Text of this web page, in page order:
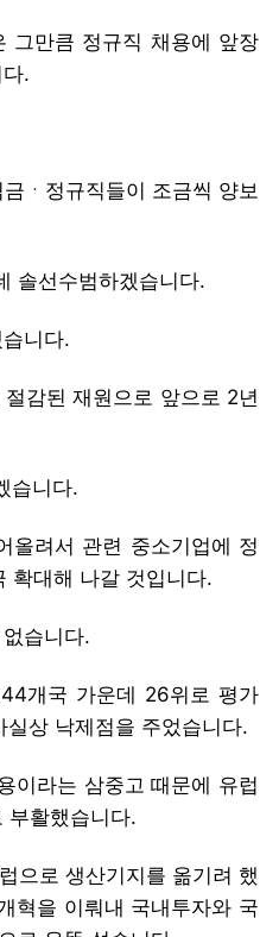
그만큼 정규직 채용에 앞장
.
ㆍ정규직들이 조금씩 양보
솔선수범하겠습니다.
니다.
감된 재원으로 앞으로 2년
습니다.
올려서 관련 중소기업에 정
확대해 나갈 것입니다.
습니다.
개국 가운데 26위로 평가
상 낙제점을 주었습니다.
이라는 삼중고 때문에 유럽
부활했습니다.
으로 생산기지를 옮기려 했
혁을 이뤄내 국내투자와 국